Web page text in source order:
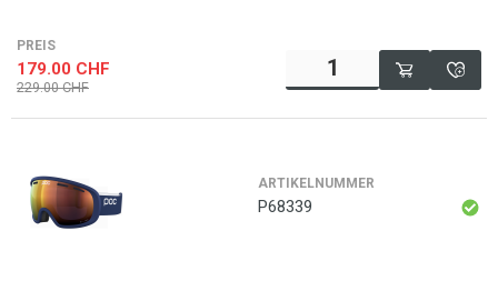
PREIS
179.00 CHF
229.00 CHF
ARTIKELNUMMER
P68339